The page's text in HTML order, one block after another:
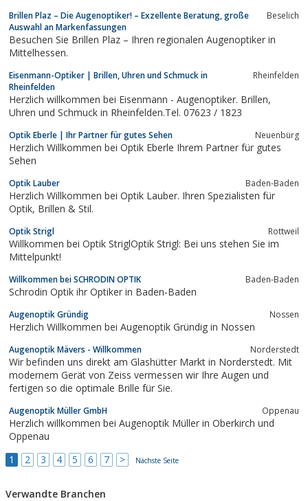
Brillen Plaz – Die Augenoptiker! – Exzellente Beratung, große
Auswahl an Markenfassungen
Beselich
Besuchen Sie Brillen Plaz – Ihren regionalen Augenoptiker in
Mittelhessen.
Eisenmann-Optiker | Brillen, Uhren und Schmuck in
Rheinfelden
Rheinfelden
Herzlich willkommen bei Eisenmann - Augenoptiker. Brillen,
Uhren und Schmuck in Rheinfelden.Tel. 07623 / 1823
Optik Eberle | Ihr Partner für gutes Sehen Neuenbürg
Herzlich Willkommen bei Optik Eberle Ihrem Partner für gutes
Sehen
Optik Lauber Baden-Baden
Herzlich Willkommen bei Optik Lauber. Ihren Spezialisten für
Optik, Brillen & Stil.
Optik Strigl Rottweil
Willkommen bei Optik StriglOptik Strigl: Bei uns stehen Sie im
Mittelpunkt!
Willkommen bei SCHRODIN OPTIK Baden-Baden
Schrodin Optik ihr Optiker in Baden-Baden
Augenoptik Gründig Nossen
Herzlich Willkommen bei Augenoptik Gründig in Nossen
Augenoptik Mävers - Willkommen Norderstedt
Wir befinden uns direkt am Glashütter Markt in Norderstedt. Mit
modernem Gerät von Zeiss vermessen wir Ihre Augen und
fertigen so die optimale Brille für Sie.
Augenoptik Müller GmbH Oppenau
Herzlich willkommen bei Augenoptik Müller in Oberkirch und
Oppenau
1
2 3 4 5 6 7 > Nächste Seite
Verwandte Branchen